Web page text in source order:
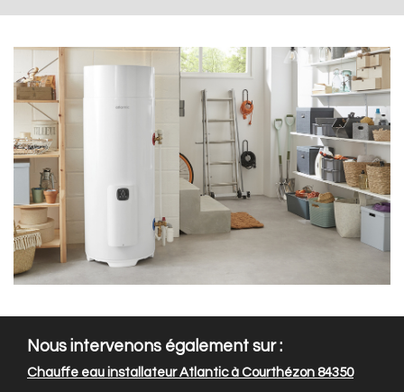
Nous intervenons également sur :
Chauffe eau installateur Atlantic à Courthézon 84350